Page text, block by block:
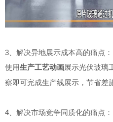
3、解决异地展示成本高的痛点：
使用生产工艺动画展示光伏玻璃
察即可完成生产线展示，节省差
4、解决市场竞争同质化的痛点：